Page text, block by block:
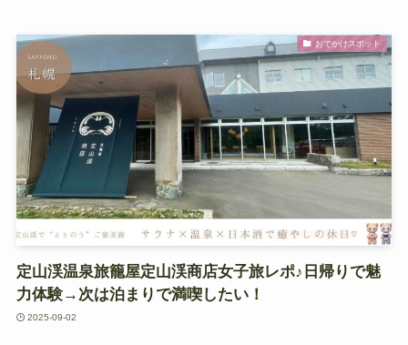
おでかけスポット
定山渓温泉旅籠屋定山渓商店女子旅レポ♪日帰りで魅
力体験→次は泊まりで満喫したい！
2025-09-02